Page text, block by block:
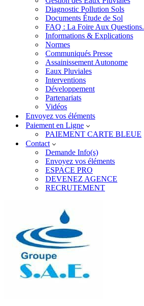
Diagnostic Pollution Sols
Documents Étude de Sol
FAQ : La Foire Aux Questions.
Informations & Explications
Normes
Communiqués Presse
Assainissement Autonome
Eaux Pluviales
Interventions
Développement
Partenariats
Vidéos
Envoyez vos éléments
Paiement en Ligne
PAIEMENT CARTE BLEUE
Contact
Demande Info(s)
Envoyez vos éléments
ESPACE PRO
DEVENEZ AGENCE
RECRUTEMENT